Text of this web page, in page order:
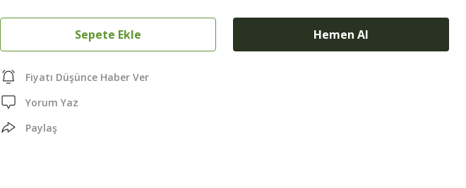
Sepete Ekle Hemen Al
Fiyatı Düşünce Haber Ver
Yorum Yaz
Paylaş